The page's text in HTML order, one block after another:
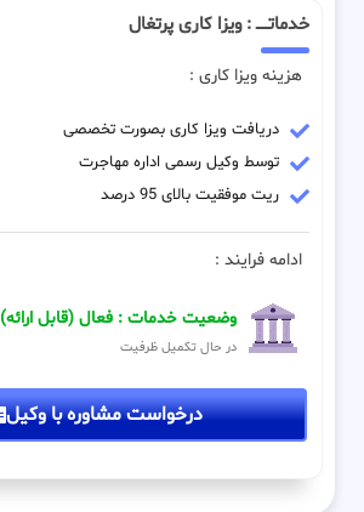
خدماتـــــ : ویزا کاری پرتغال
هزینه ویزا کاری :
دریافت ویزا کاری بصورت تخصصی
توسط وکیل رسمی اداره مهاجرت
ریت موفقیت بالای 95 درصد
ادامه فرایند :
وضعیت خدمات : فعال (قابل ارائه)
در حال تکمیل ظرفیت
درخواست مشاوره با وکیل